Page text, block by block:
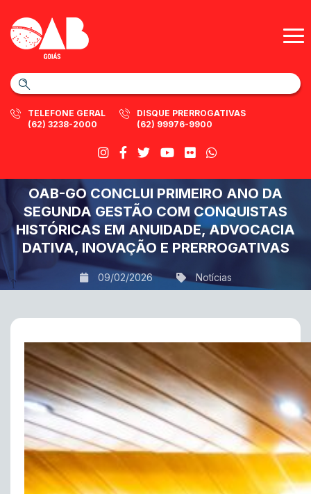
TELEFONE GERAL
(62) 3238-2000
DISQUE PRERROGATIVAS
(62) 99976-9900
OAB-GO CONCLUI PRIMEIRO ANO DA
SEGUNDA GESTÃO COM CONQUISTAS
HISTÓRICAS EM ANUIDADE, ADVOCACIA
DATIVA, INOVAÇÃO E PRERROGATIVAS
09/02/2026 Notícias